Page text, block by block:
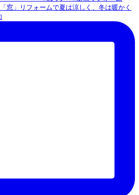
窓」リフォームで夏は涼しく、冬は暖かく